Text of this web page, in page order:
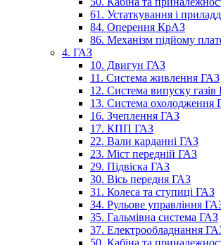
61. Устаткування і
84. Оперення КрАЗ
86. Механізм підйому
4. ГАЗ
10. Двигун ГАЗ
11. Система живлення ГАЗ
12. Система випуску газів
13. Система охолодження
16. Зчеплення ГАЗ
17. КПП ГАЗ
22. Вали карданні ГАЗ
23. Міст передній ГАЗ
29. Підвіска ГАЗ
30. Вісь передня ГАЗ
31. Колеса та ступиці ГАЗ
34. Рульове управління
35. Гальмівна система ГАЗ
37. Електрообладнання
50. Кабіна та